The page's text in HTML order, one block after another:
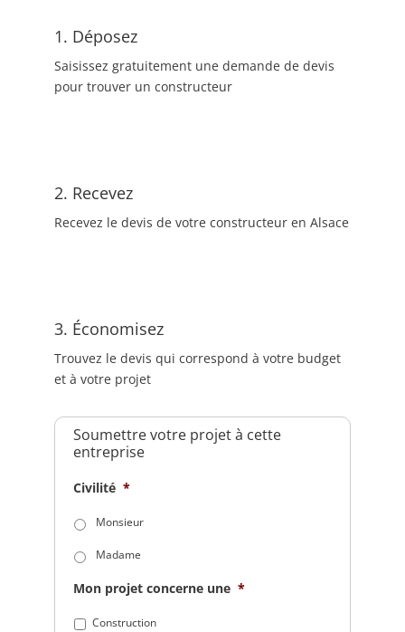
1. Déposez
Saisissez gratuitement une demande de devis
pour trouver un constructeur
2. Recevez
Recevez le devis de votre constructeur en Alsace
3. Économisez
Trouvez le devis qui correspond à votre budget
et à votre projet
Soumettre votre projet à cette
entreprise
Civilité *
Monsieur
Madame
Mon projet concerne une *
Construction